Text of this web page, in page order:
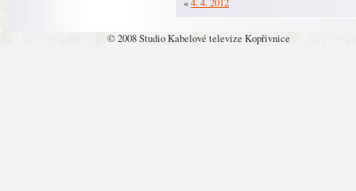
© 2008 Studio Kabelové televize Kopřivnice